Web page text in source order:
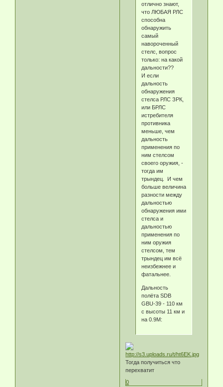
отлично знают,
что ЛЮБАЯ РЛС
способна
обнаружить
самый
навороченный
стелс, вопрос
только: на какой
дальности??
И если
дальность
обнаружения
стелса РЛС ЗРК,
или БРЛС
истребителя
противника
меньше, чем
дальность
применения по
ним стелсом
своего оружия, -
тогда им
трындец. И чем
больше величина
разности между
дальностью
обнаружения ими
стелса и
дальностью
применения по
ним оружия
стелсом, тем
трындец им всё
неизбежнее и
фатальнее.
Дальность
полёта SDB
GBU-39 - 110 км
с высоты 11 км и
на 0.9М:
Тогда получиться что
перехватит
0